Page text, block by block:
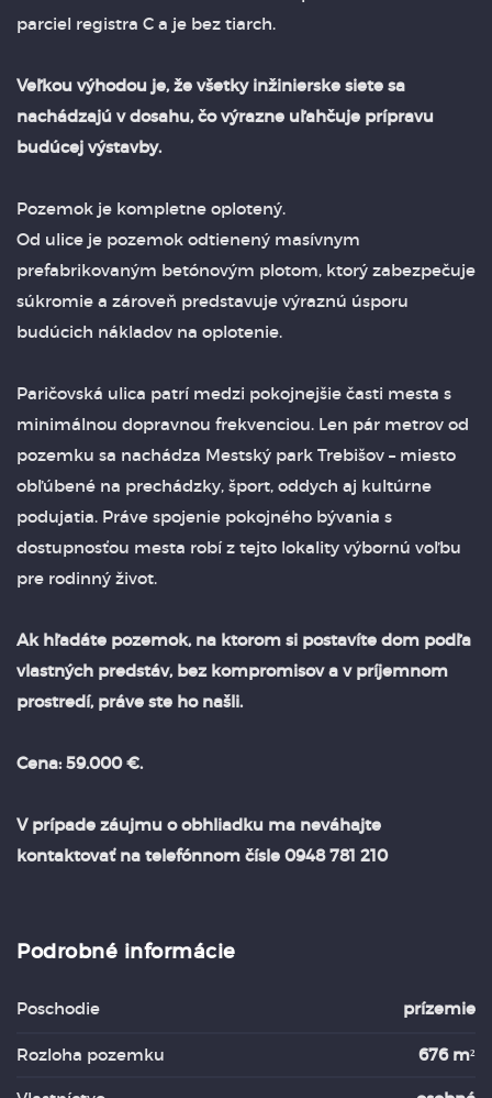
parciel registra C a je bez tiarch.
Veľkou výhodou je, že všetky inžinierske siete sa
nachádzajú v dosahu, čo výrazne uľahčuje prípravu
budúcej výstavby.
Pozemok je kompletne oplotený.
Od ulice je pozemok odtienený masívnym
prefabrikovaným betónovým plotom, ktorý zabezpečuje
súkromie a zároveň predstavuje výraznú úsporu
budúcich nákladov na oplotenie.
Paričovská ulica patrí medzi pokojnejšie časti mesta s
minimálnou dopravnou frekvenciou. Len pár metrov od
pozemku sa nachádza Mestský park Trebišov – miesto
obľúbené na prechádzky, šport, oddych aj kultúrne
podujatia. Práve spojenie pokojného bývania s
dostupnosťou mesta robí z tejto lokality výbornú voľbu
pre rodinný život.
Ak hľadáte pozemok, na ktorom si postavíte dom podľa
vlastných predstáv, bez kompromisov a v príjemnom
prostredí, práve ste ho našli.
Cena: 59.000 €.
V prípade záujmu o obhliadku ma neváhajte
kontaktovať na telefónnom čísle 0948 781 210
Podrobné informácie
Poschodie prízemie
Rozloha pozemku 676 m²